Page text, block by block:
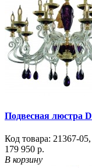
Подвесная люстра
Код товара: 21367-05,
179 950 р.
В корзину